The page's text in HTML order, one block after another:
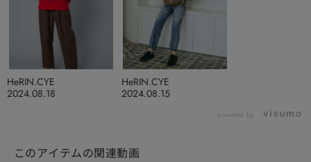
2024.08.18
HeRIN.CYE
2024.08.15
HeRIN.CYE
powered by
このアイテムの関連動画